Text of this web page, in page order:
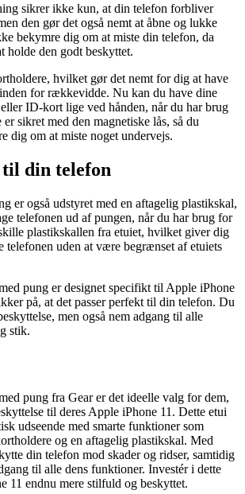
sikrer ikke kun, at din telefon forbliver
den gør det også nemt at åbne og lukke
bekymre dig om at miste din telefon, da
holde den godt beskyttet.
hvilket gør det nemt for dig at have
for rækkevidde. Nu kan du have dine
ID-kort lige ved hånden, når du har brug
sikret med den magnetiske lås, så du
dig om at miste noget undervejs.
til din telefon
er også udstyret med en aftagelig plastikskal,
telefonen ud af pungen, når du har brug for
plastikskallen fra etuiet, hvilket giver dig
telefonen uden at være begrænset af etuiets
pung er designet specifikt til Apple iPhone
på, at det passer perfekt til din telefon. Du
men også nem adgang til alle
stik.
pung fra Gear er det ideelle valg for dem,
til deres Apple iPhone 11. Dette etui
udseende med smarte funktioner som
og en aftagelig plastikskal. Med
din telefon mod skader og ridser, samtidig
til alle dens funktioner. Investér i dette
11 endnu mere stilfuld og beskyttet.